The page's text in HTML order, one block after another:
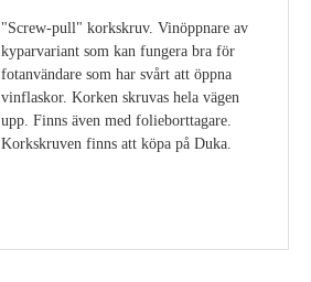
"Screw-pull" korkskruv. Vinöppnare av
kyparvariant som kan fungera bra för
fotanvändare som har svårt att öppna
vinflaskor. Korken skruvas hela vägen
upp. Finns även med folieborttagare.
Korkskruven finns att köpa på Duka.